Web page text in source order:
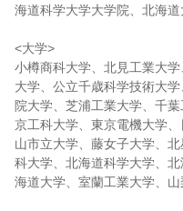
海道科学大学大学院、北海
<大学>
小樽商科大学、北見工業大
大学、公立千歳科学技術大
院大学、芝浦工業大学、千
京工科大学、東京電機大学
山市立大学、藤女子大学、
科大学、北海道科学大学、
海道大学、室蘭工業大学、